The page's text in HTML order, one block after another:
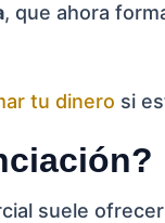
, que ahora
tu dinero si
suele